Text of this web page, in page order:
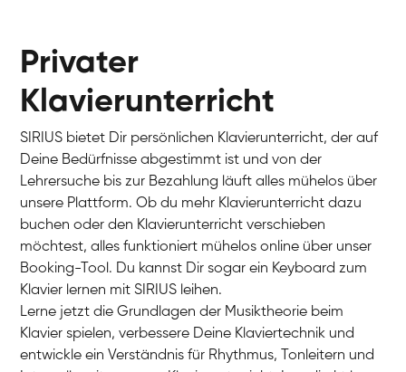
Charlotte
Klavier / Piano / Flügel
Privater
Klavierunterricht
SIRIUS bietet Dir persönlichen Klavierunterricht, der auf
Deine Bedürfnisse abgestimmt ist und von der
Lehrersuche bis zur Bezahlung läuft alles mühelos über
unsere Plattform. Ob du mehr Klavierunterricht dazu
buchen oder den Klavierunterricht verschieben
möchtest, alles funktioniert mühelos online über unser
Booking-Tool. Du kannst Dir sogar ein Keyboard zum
Klavier lernen mit SIRIUS leihen.
Lerne jetzt die Grundlagen der Musiktheorie beim
Klavier spielen, verbessere Deine Klaviertechnik und
entwickle ein Verständnis für Rhythmus, Tonleitern und